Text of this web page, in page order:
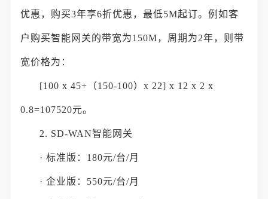
优惠，购买3年享6折优惠，最低5M起订。例如客
户购买智能网关的带宽为150M，周期为2年，则带
宽价格为：
[100 x 45+（150-100）x 22] x 12 x 2 x
0.8=107520元。
2. SD-WAN智能网关
· 标准版：180元/台/月
· 企业版：550元/台/月